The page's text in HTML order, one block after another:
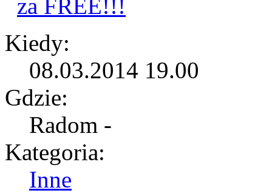
Kiedy:
08.03.2014 19.00
Gdzie:
Radom -
Kategoria:
Inne